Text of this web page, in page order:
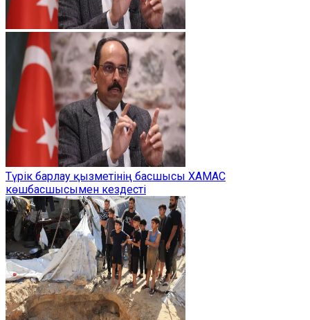
Түрік барлау қызметінің басшысы ХАМАС
көшбасшысымен кездесті